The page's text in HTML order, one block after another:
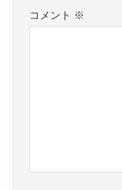
コメント ※